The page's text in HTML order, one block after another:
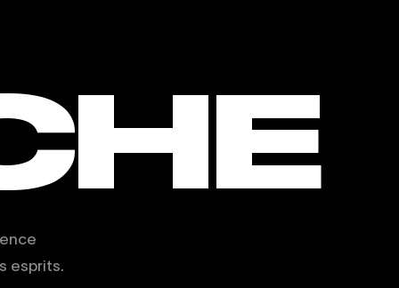
esprits.